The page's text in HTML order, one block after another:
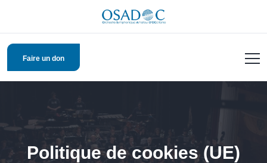
Faire un don
Politique de cookies (UE)